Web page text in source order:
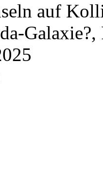
auf